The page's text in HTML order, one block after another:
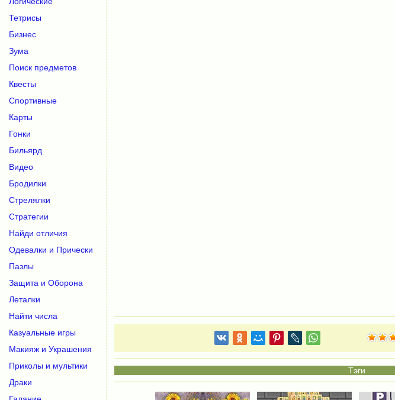
Тетрисы
Бизнес
Зума
Поиск предметов
Квесты
Спортивные
Карты
Гонки
Бильярд
Видео
Бродилки
Стрелялки
Стратегии
Найди отличия
Одевалки и Прически
Пазлы
Защита и Оборона
Леталки
Найти числа
Казуальные игры
Макияж и Украшения
Приколы и мультики
Драки